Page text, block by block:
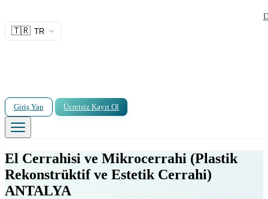
🇹🇷 TR
Giriş Yap Ücretsiz Kayıt Ol
El Cerrahisi ve Mikrocerrahi (Plastik
Rekonstrüktif ve Estetik Cerrahi)
ANTALYA